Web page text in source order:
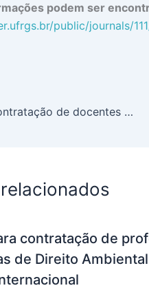
podem ser
public/journals/
Processo de contratação de docentes para o mestrado da Processus (DF).
contratação de
de Direito